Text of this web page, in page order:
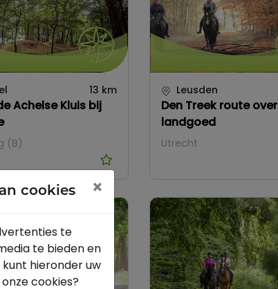
13 km
Achelse Kluis bij
(B)
Leusden
Den Treek route over
landgoed
Utrecht
cookies ×
te
te bieden en
hieronder uw
cookies?